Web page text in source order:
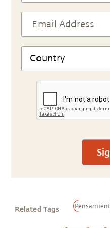
Related Tags